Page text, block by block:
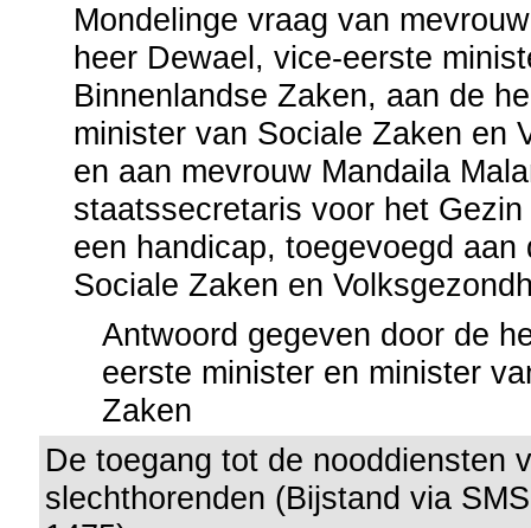
Mondelinge vraag van
heer Dewael, vice-eerste
Binnenlandse Zaken, aan de
minister van Sociale Zaken en
en aan mevrouw Mandaila
staatssecretaris voor het
een handicap, toegevoegd aan
Sociale Zaken en
Antwoord gegeven door de
eerste minister en minister
Zaken
De toegang tot de nooddiensten
slechthorenden (Bijstand via